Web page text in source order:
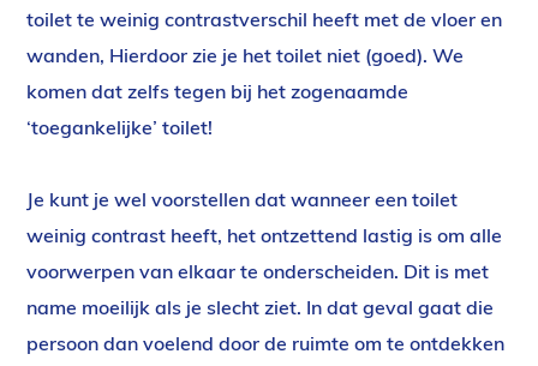
toilet te weinig contrastverschil heeft met de vloer en
wanden, Hierdoor zie je het toilet niet (goed). We
komen dat zelfs tegen bij het zogenaamde
‘toegankelijke’ toilet!
Je kunt je wel voorstellen dat wanneer een toilet
weinig contrast heeft, het ontzettend lastig is om alle
voorwerpen van elkaar te onderscheiden. Dit is met
name moeilijk als je slecht ziet. In dat geval gaat die
persoon dan voelend door de ruimte om te ontdekken